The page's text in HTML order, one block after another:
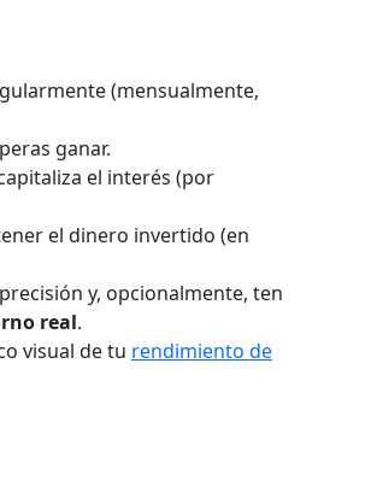
(mensualmente,
ganar.
el interés (por
el dinero invertido (en
y, opcionalmente, ten
real.
visual de tu rendimiento de